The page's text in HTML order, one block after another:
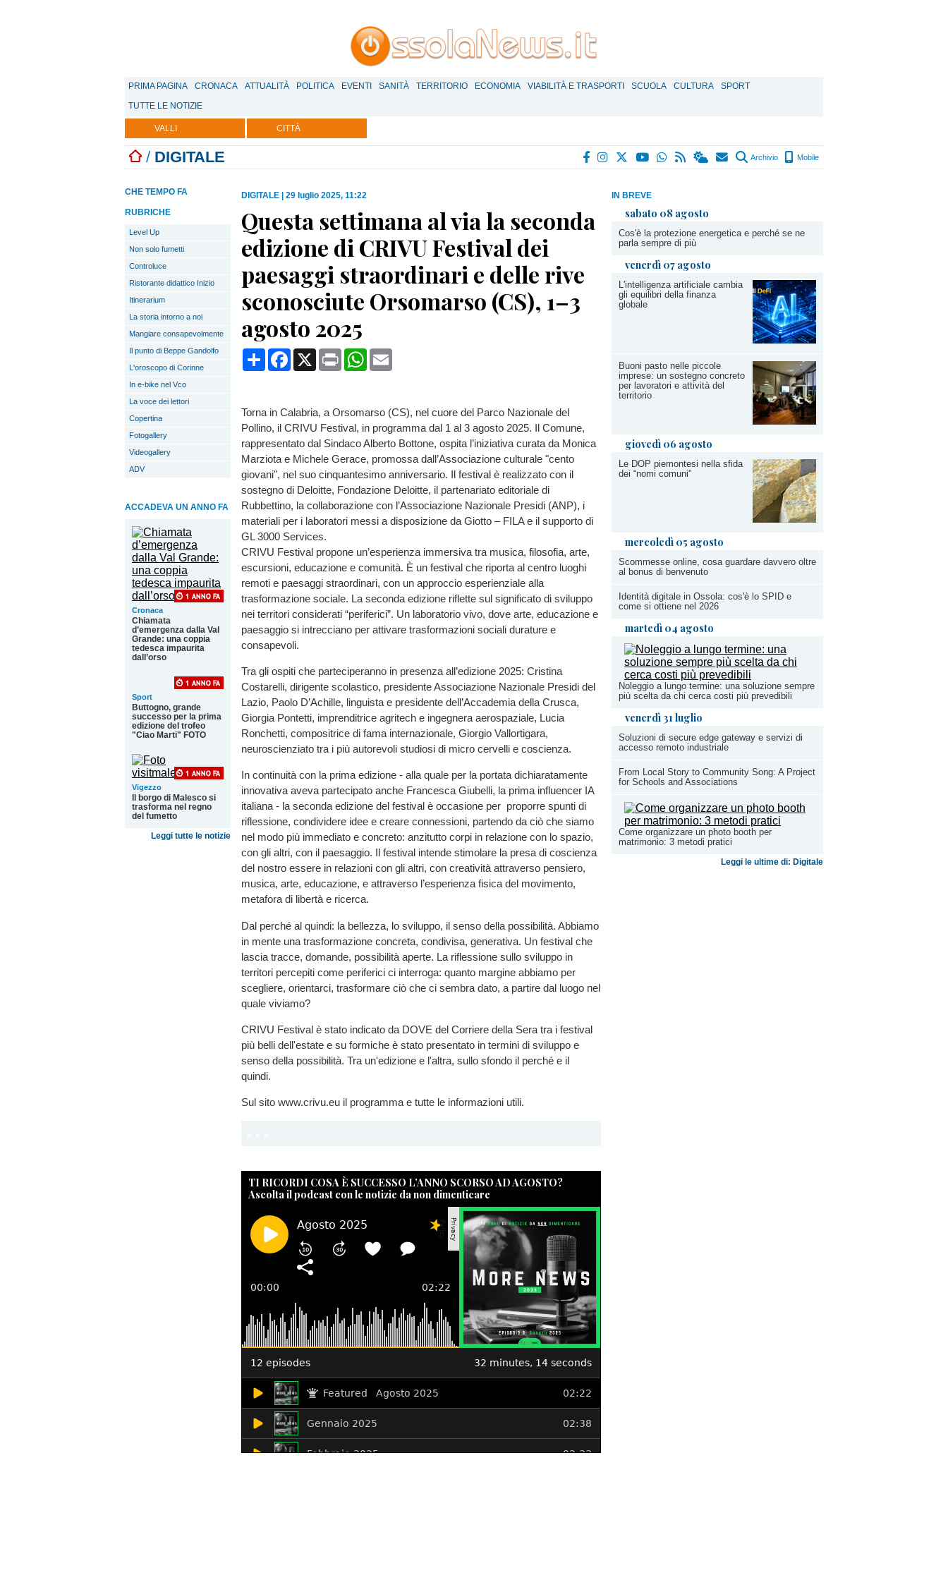
PRIMA PAGINA CRONACA ATTUALITÀ POLITICA EVENTI SANITÀ TERRITORIO ECONOMIA VIABILITÀ E TRASPORTI SCUOLA CULTURA
SPORT
TUTTE LE NOTIZIE
VALLI CITTÀ
/ DIGITALE Archivio Mobile
IN BREVE
sabato 08 agosto
Cos'è la protezione energetica e perché se ne
parla sempre di più
venerdì 07 agosto
L'intelligenza artificiale cambia
gli equilibri della finanza
globale
Buoni pasto nelle piccole
imprese: un sostegno concreto
per lavoratori e attività del
territorio
giovedì 06 agosto
Le DOP piemontesi nella sfida
dei “nomi comuni”
mercoledì 05 agosto
Scommesse online, cosa guardare davvero oltre
al bonus di benvenuto
Identità digitale in Ossola: cos'è lo SPID e
come si ottiene nel 2026
martedì 04 agosto
Noleggio a lungo termine: una soluzione sempre
più scelta da chi cerca costi più prevedibili
venerdì 31 luglio
Soluzioni di secure edge gateway e servizi di
accesso remoto industriale
From Local Story to Community Song: A Project
for Schools and Associations
Come organizzare un photo booth per
matrimonio: 3 metodi pratici
Leggi le ultime di: Digitale
CHE TEMPO FA
RUBRICHE
Level Up
Non solo fumetti
Controluce
Ristorante didattico Inizio
Itinerarium
La storia intorno a noi
Mangiare consapevolmente
Il punto di Beppe Gandolfo
L'oroscopo di Corinne
In e-bike nel Vco
La voce dei lettori
Copertina
Fotogallery
Videogallery
ADV
ACCADEVA UN ANNO FA
Cronaca
Chiamata
d’emergenza dalla Val
Grande: una coppia
tedesca impaurita
dall’orso
Sport
Buttogno, grande
successo per la prima
edizione del trofeo
"Ciao Marti" FOTO
Vigezzo
Il borgo di Malesco si
trasforma nel regno
del fumetto
Leggi tutte le notizie
DIGITALE 29 luglio 2025, 11:22
Questa settimana al via la seconda
edizione di CRIVU Festival dei
paesaggi straordinari e delle rive
sconosciute Orsomarso (CS), 1–3
agosto 2025
CondividiFacebook
X Print WhatsApp
Torna in Calabria, a Orsomarso (CS), nel cuore del Parco Nazionale del
Pollino, il CRIVU Festival, in programma dal 1 al 3 agosto 2025. Il Comune,
rappresentato dal Sindaco Alberto Bottone, ospita l’iniziativa curata da Monica
Marziota e Michele Gerace, promossa dall’Associazione culturale "cento
giovani", nel suo cinquantesimo anniversario. Il festival è realizzato con il
sostegno di Deloitte, Fondazione Deloitte, il partenariato editoriale di
Rubbettino, la collaborazione con l’Associazione Nazionale Presidi (ANP), i
materiali per i laboratori messi a disposizione da Giotto – FILA e il supporto di
GL 3000 Services.
CRIVU Festival propone un’esperienza immersiva tra musica, filosofia, arte,
escursioni, educazione e comunità. È un festival che riporta al centro luoghi
remoti e paesaggi straordinari, con un approccio esperienziale alla
trasformazione sociale. La seconda edizione riflette sul significato di sviluppo
nei territori considerati “periferici”. Un laboratorio vivo, dove arte, educazione e
paesaggio si intrecciano per attivare trasformazioni sociali durature e
consapevoli.
Tra gli ospiti che parteciperanno in presenza all’edizione 2025: Cristina
Costarelli, dirigente scolastico, presidente Associazione Nazionale Presidi del
Lazio, Paolo D’Achille, linguista e presidente dell’Accademia della Crusca,
Giorgia Pontetti, imprenditrice agritech e ingegnera aerospaziale, Lucia
Ronchetti, compositrice di fama internazionale, Giorgio Vallortigara,
neuroscienziato tra i più autorevoli studiosi di micro cervelli e coscienza.
In continuità con la prima edizione - alla quale per la portata dichiaratamente
innovativa aveva partecipato anche Francesca Giubelli, la prima influencer IA
italiana - la seconda edizione del festival è occasione per proporre spunti di
riflessione, condividere idee e creare connessioni, partendo da ciò che siamo
nel modo più immediato e concreto: anzitutto corpi in relazione con lo spazio,
con gli altri, con il paesaggio. Il festival intende stimolare la presa di coscienza
del nostro essere in relazioni con gli altri, con creatività attraverso pensiero,
musica, arte, educazione, e attraverso l’esperienza fisica del movimento,
metafora di libertà e ricerca.
Dal perché al quindi: la bellezza, lo sviluppo, il senso della possibilità. Abbiamo
in mente una trasformazione concreta, condivisa, generativa. Un festival che
lascia tracce, domande, possibilità aperte. La riflessione sullo sviluppo in
territori percepiti come periferici ci interroga: quanto margine abbiamo per
scegliere, orientarci, trasformare ciò che ci sembra dato, a partire dal luogo nel
quale viviamo?
CRIVU Festival è stato indicato da DOVE del Corriere della Sera tra i festival
più belli dell'estate e su formiche è stato presentato in termini di sviluppo e
senso della possibilità. Tra un'edizione e l'altra, sullo sfondo il perché e il
quindi.
Sul sito www.crivu.eu il programma e tutte le informazioni utili.
TI RICORDI COSA È SUCCESSO L’ANNO SCORSO AD AGOSTO?
Ascolta il podcast con le notizie da non dimenticare